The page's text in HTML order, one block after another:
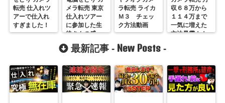
転売 仕入れツ
アーで仕入れ
すぎました！
メラ転売 東京
仕入れツアー
に参加した生
徒さんの感
想！
ラ転売 ライカ
Ｍ３ チェッ
ク方法動画
収６８万から
１１４万まで
一気に増えた
方法暴露！！
最新記事 - New Posts -